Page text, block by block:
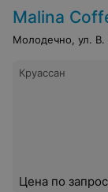
Malina
Молодечно, ул. В.
Круассан
Цена по